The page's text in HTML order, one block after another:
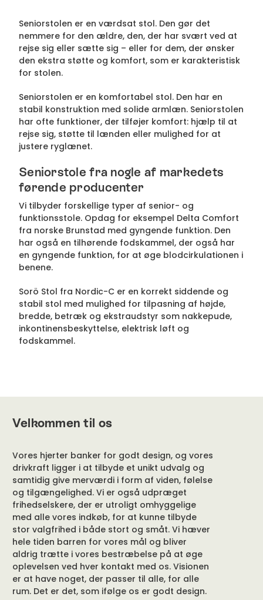
Seniorstolen er en værdsat stol. Den gør det
nemmere for den ældre, den, der har svært ved at
rejse sig eller sætte sig – eller for dem, der ønsker
den ekstra støtte og komfort, som er karakteristisk
for stolen.
Seniorstolen er en komfortabel stol. Den har en
stabil konstruktion med solide armlæn. Seniorstolen
har ofte funktioner, der tilføjer komfort: hjælp til at
rejse sig, støtte til lænden eller mulighed for at
justere ryglænet.
Seniorstole fra nogle af markedets
førende producenter
Vi tilbyder forskellige typer af senior- og
funktionsstole. Opdag for eksempel Delta Comfort
fra norske Brunstad med gyngende funktion. Den
har også en tilhørende fodskammel, der også har
en gyngende funktion, for at øge blodcirkulationen i
benene.
Sorö Stol fra Nordic-C er en korrekt siddende og
stabil stol med mulighed for tilpasning af højde,
bredde, betræk og ekstraudstyr som nakkepude,
inkontinensbeskyttelse, elektrisk løft og
fodskammel.
Velkommen til os
Vores hjerter banker for godt design, og vores
drivkraft ligger i at tilbyde et unikt udvalg og
samtidig give merværdi i form af viden, følelse
og tilgængelighed. Vi er også udpræget
frihedselskere, der er utroligt omhyggelige
med alle vores indkøb, for at kunne tilbyde
stor valgfrihed i både stort og småt. Vi hæver
hele tiden barren for vores mål og bliver
aldrig trætte i vores bestræbelse på at øge
oplevelsen ved hver kontakt med os. Visionen
er at have noget, der passer til alle, for alle
rum. Det er det, som ifølge os er godt design.